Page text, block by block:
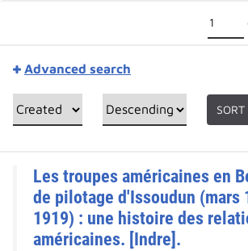
Advanced search
SORT
Les troupes américaines en
de pilotage d'Issoudun (mars
1919) : une histoire des
américaines. [Indre].